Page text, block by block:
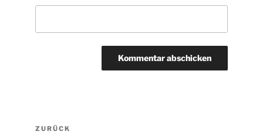
Beitragsnavigation
Vorheriger
ZURÜCK